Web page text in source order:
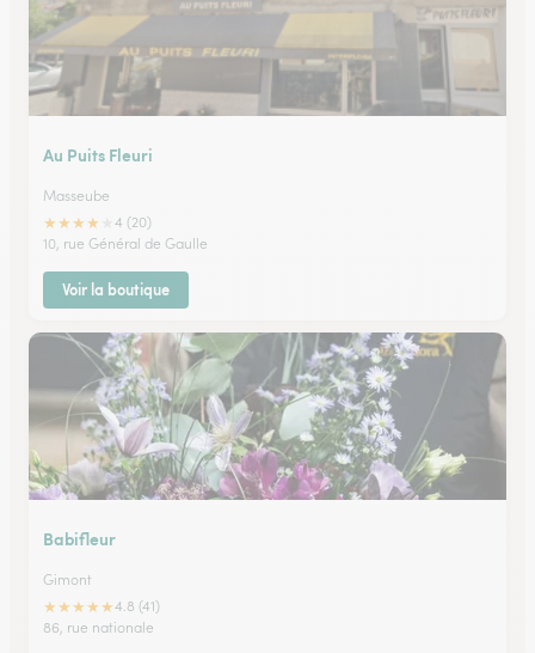
Au Puits Fleuri
Masseube
★★★★
4 (20)
10, rue Général de Gaulle
Voir la boutique
Babifleur
Gimont
★★★★★4.8 (41)
86, rue nationale